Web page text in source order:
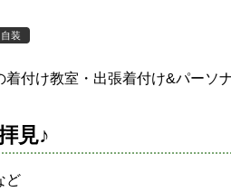
自装
付け教室・出張着付け&パーソ
見♪
ど